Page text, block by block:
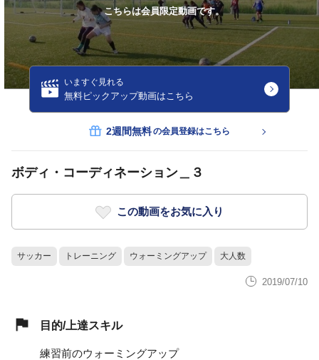
こちらは会員限定動画です。
いますぐ見れる
無料ピックアップ動画はこちら
2週間無料の会員登録はこちら
ボディ・コーディネーション＿３
この動画をお気に入り
サッカー トレーニング ウォーミングアップ 大人数
2019/07/10
目的/上達スキル
練習前のウォーミングアップ